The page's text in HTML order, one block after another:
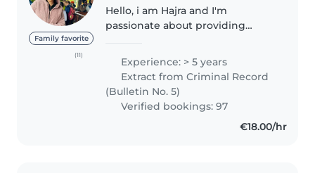
Family favorite
(11)
Hello, i am Hajra and I'm
passionate about providing
am a patient and reliable person
who loves finding innovative
ways to have fun. I am available..
Experience: > 5 years
Extract from Criminal Record
(Bulletin No. 5)
Verified bookings: 97
€18.00/hr